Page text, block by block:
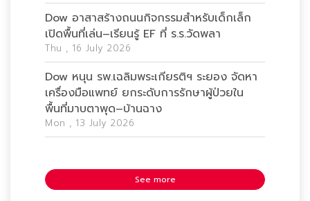
Dow อาสาสร้างถนนกิจกรรมสำหรับเด็กเล็ก
เปิดพื้นที่เล่น–เรียนรู้ EF ที่ ร.ร.วัดพลา
Thu , 16 July 2026
Dow หนุน รพ.เฉลิมพระเกียรติฯ ระยอง จัดหา
เครื่องมือแพทย์ ยกระดับการรักษาผู้ป่วยใน
พื้นที่มาบตาพุด–บ้านฉาง
Mon , 13 July 2026
See more